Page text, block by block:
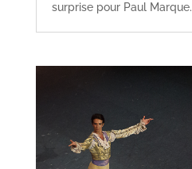
surprise pour Paul Marque.